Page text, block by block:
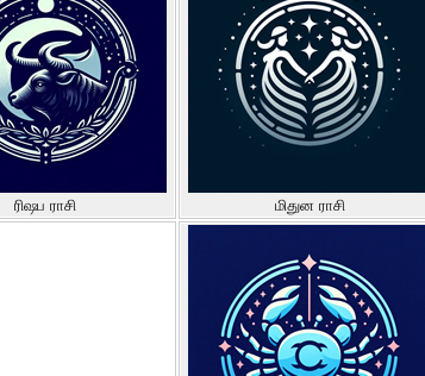
ரிஷப ராசி மிதுன ராசி